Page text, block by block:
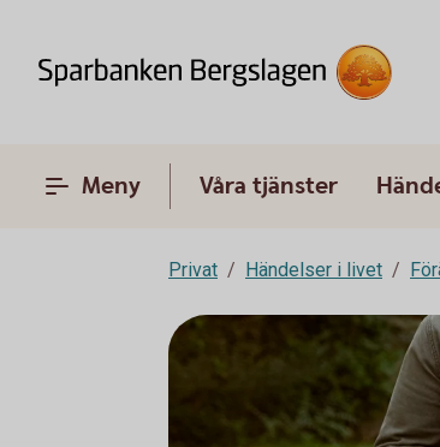
Meny Våra tjänster
Privat Händelser i livet